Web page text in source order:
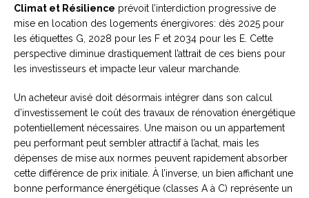
Climat et Résilience prévoit l’interdiction progressive de
mise en location des logements énergivores: dès 2025 pour
les étiquettes G, 2028 pour les F et 2034 pour les E. Cette
perspective diminue drastiquement l’attrait de ces biens pour
les investisseurs et impacte leur valeur marchande.
Un acheteur avisé doit désormais intégrer dans son calcul
d’investissement le coût des travaux de rénovation énergétique
potentiellement nécessaires. Une maison ou un appartement
peu performant peut sembler attractif à l’achat, mais les
dépenses de mise aux normes peuvent rapidement absorber
cette différence de prix initiale. À l’inverse, un bien affichant une
bonne performance énergétique (classes A à C) représente un